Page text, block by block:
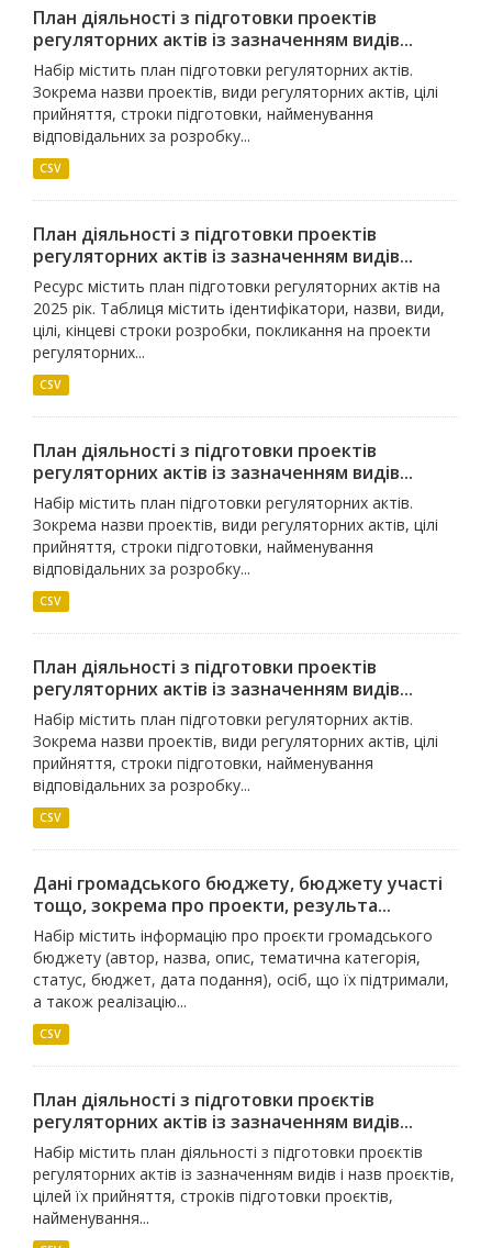
План діяльності з підготовки проектів
регуляторних актів із зазначенням видів...
Набір містить план підготовки регуляторних актів.
Зокрема назви проектів, види регуляторних актів, цілі
прийняття, строки підготовки, найменування
відповідальних за розробку...
CSV
План діяльності з підготовки проектів
регуляторних актів із зазначенням видів...
Ресурс містить план підготовки регуляторних актів на
2025 рік. Таблиця містить ідентифікатори, назви, види,
цілі, кінцеві строки розробки, покликання на проекти
регуляторних...
CSV
План діяльності з підготовки проектів
регуляторних актів із зазначенням видів...
Набір містить план підготовки регуляторних актів.
Зокрема назви проектів, види регуляторних актів, цілі
прийняття, строки підготовки, найменування
відповідальних за розробку...
CSV
План діяльності з підготовки проектів
регуляторних актів із зазначенням видів...
Набір містить план підготовки регуляторних актів.
Зокрема назви проектів, види регуляторних актів, цілі
прийняття, строки підготовки, найменування
відповідальних за розробку...
CSV
Дані громадського бюджету, бюджету участі
тощо, зокрема про проекти, результа...
Набір містить інформацію про проєкти громадського
бюджету (автор, назва, опис, тематична категорія,
статус, бюджет, дата подання), осіб, що їх підтримали,
а також реалізацію...
CSV
План діяльності з підготовки проєктів
регуляторних актів із зазначенням видів...
Набір містить план діяльності з підготовки проєктів
регуляторних актів із зазначенням видів і назв проєктів,
цілей їх прийняття, строків підготовки проєктів,
найменування...